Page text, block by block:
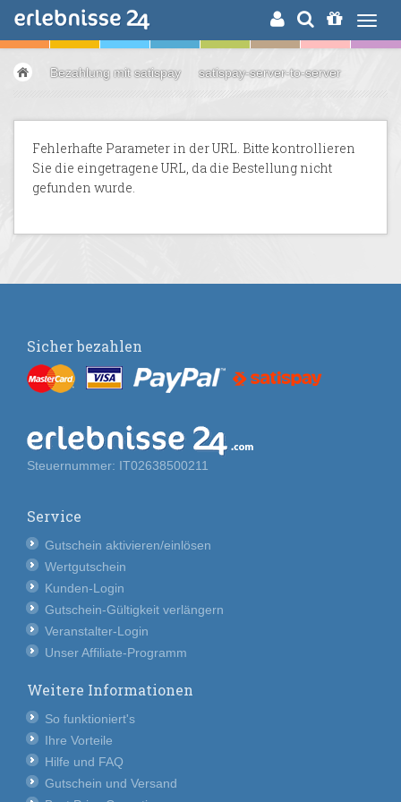
ERLEBNISSUCHE
Bezahlung mit satispay satispay-server-to-server
Fehlerhafte Parameter in der URL. Bitte kontrollieren
Sie die eingetragene URL, da die Bestellung nicht
gefunden wurde.
Sicher bezahlen
Steuernummer: IT02638500211
Service
Gutschein aktivieren/einlösen
Wertgutschein
Kunden-Login
Gutschein-Gültigkeit verlängern
Veranstalter-Login
Unser Affiliate-Programm
Weitere Informationen
So funktioniert's
Ihre Vorteile
Hilfe und FAQ
Gutschein und Versand